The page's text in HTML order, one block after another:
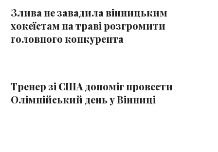
Злива не завадила вінницьким
хокеїстам на траві розгромити
головного конкурента
Тренер зі США допоміг провести
Олімпійський день у Вінниці